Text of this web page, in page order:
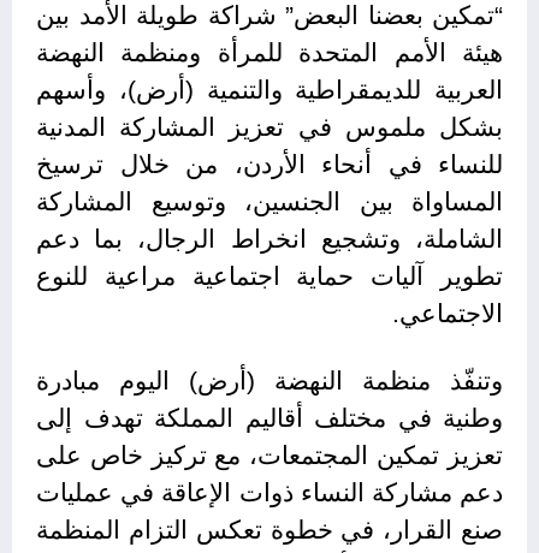
“تمكين بعضنا البعض” شراكة طويلة الأمد بين
هيئة الأمم المتحدة للمرأة ومنظمة النهضة
العربية للديمقراطية والتنمية (أرض)، وأسهم
بشكل ملموس في تعزيز المشاركة المدنية
للنساء في أنحاء الأردن، من خلال ترسيخ
المساواة بين الجنسين، وتوسيع المشاركة
الشاملة، وتشجيع انخراط الرجال، بما دعم
تطوير آليات حماية اجتماعية مراعية للنوع
الاجتماعي.
وتنفّذ منظمة النهضة (أرض) اليوم مبادرة
وطنية في مختلف أقاليم المملكة تهدف إلى
تعزيز تمكين المجتمعات، مع تركيز خاص على
دعم مشاركة النساء ذوات الإعاقة في عمليات
صنع القرار، في خطوة تعكس التزام المنظمة